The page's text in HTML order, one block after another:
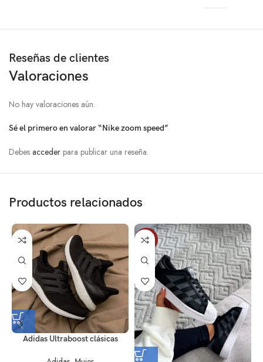
Reseñas de clientes
Valoraciones
No hay valoraciones aún.
Sé el primero en valorar “Nike zoom speed”
Debesacceder para publicar una reseña.
Productos relacionados
Adidas Ultraboost clásicas
-3%